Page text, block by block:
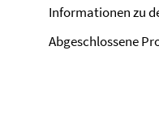
Informationen zu
Abgeschlossene